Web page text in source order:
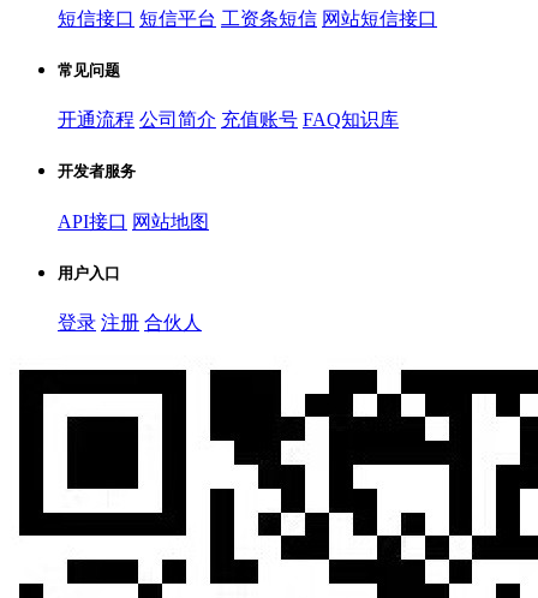
短信接口 短信平台 工资条短信 网站短信接口
常见问题
开通流程 公司简介 充值账号 FAQ知识库
开发者服务
API接口 网站地图
用户入口
登录 注册 合伙人